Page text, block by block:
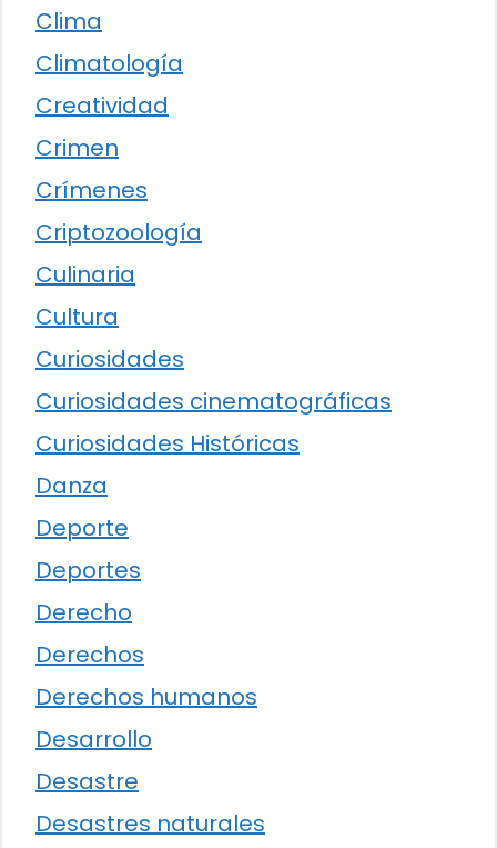
Clima
Climatología
Creatividad
Crimen
Crímenes
Criptozoología
Culinaria
Cultura
Curiosidades
Curiosidades cinematográficas
Curiosidades Históricas
Danza
Deporte
Deportes
Derecho
Derechos
Derechos humanos
Desarrollo
Desastre
Desastres naturales